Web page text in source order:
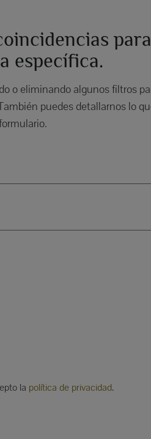
específica.
o eliminando algunos filtros
puedes detallarnos lo
la política de privacidad.